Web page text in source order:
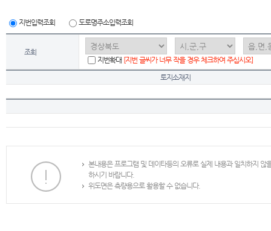
지번입력조회 도로명주소입력조회
조회
지번확대 [지번 글씨가 너무 작을 경우 체크하여 주십시오]
토지소재지
본내용은 프로그램 및 데이타등의 오류로 실제 내용과 일치하지
하시기 바랍니다.
위도면은 측량용으로 활용할 수 없습니다.